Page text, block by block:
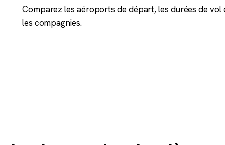
Comparez les aéroports de départ, les durées de vol
les compagnies.